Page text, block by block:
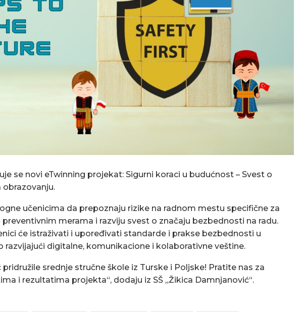
se novi eTwinning projekat: Sigurni koraci u budućnost – Svest o
učenicima da prepoznaju rizike na radnom mestu specifične za
merama i razviju svest o značaju bezbednosti na radu.
će istraživati i upoređivati standarde i prakse bezbednosti u
digitalne, komunikacione i kolaborativne veštine.
srednje stručne škole iz Turske i Poljske! Pratite nas za
i rezultatima projekta“, dodaju iz SŠ „Žikica Damnjanović“.